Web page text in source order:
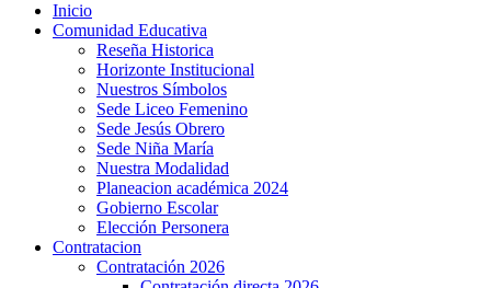
Inicio
Comunidad Educativa
Reseña Historica
Horizonte Institucional
Nuestros Símbolos
Sede Liceo Femenino
Sede Jesús Obrero
Sede Niña María
Nuestra Modalidad
Planeacion académica 2024
Gobierno Escolar
Elección Personera
Contratacion
Contratación 2026